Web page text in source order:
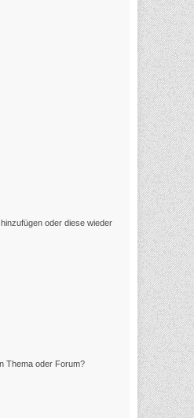
oder diese wieder
Thema oder Forum?